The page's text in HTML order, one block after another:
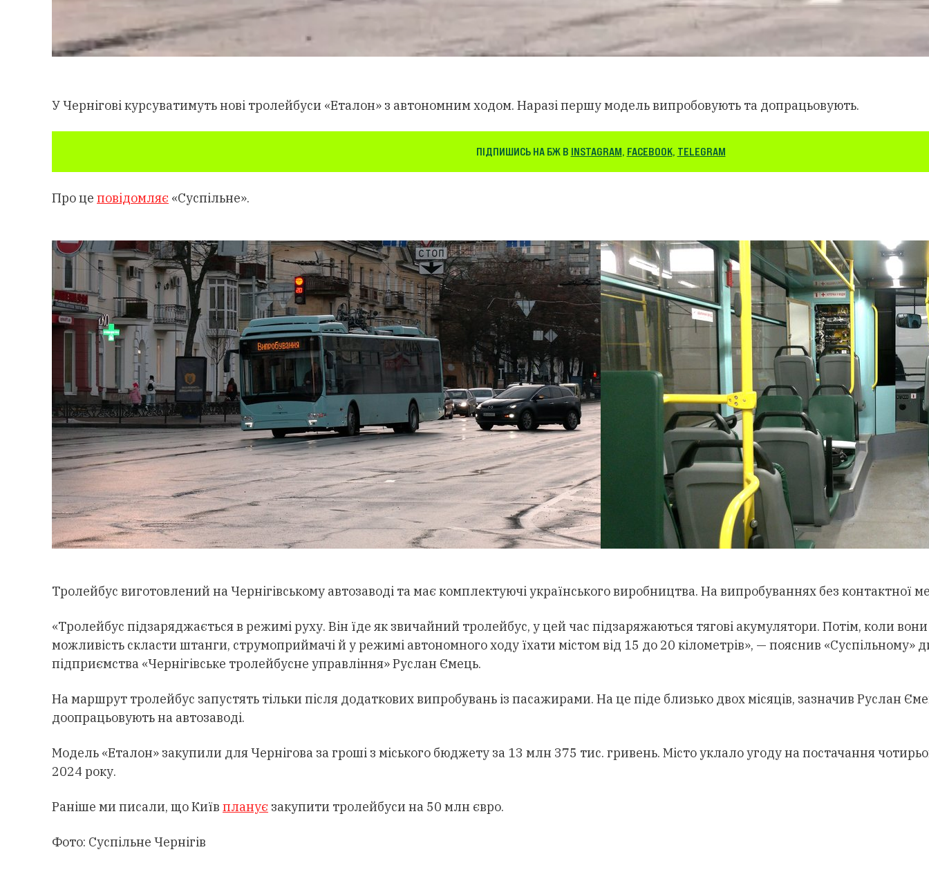
У Чернігові курсуватимуть нові тролейбуси «Еталон» з автономним ходом. Наразі першу модель випробовують та допрацьовують.
ПІДПИШИСЬ НА БЖ В INSTAGRAM, FACEBOOK, TELEGRAM
Про це повідомляє «Суспільне».
Тролейбус виготовлений на Чернігівському автозаводі та має комплектуючі українського виробництва. На випробуваннях без контактної
«Тролейбус підзаряджається в режимі руху. Він їде як звичайний тролейбус, у цей час підзаряжаються тягові акумулятори. Потім, коли
можливість скласти штанги, струмоприймачі й у режимі автономного ходу їхати містом від 15 до 20 кілометрів», — пояснив «Суспільному»
підприємства «Чернігівське тролейбусне управління» Руслан Ємець.
На маршрут тролейбус запустять тільки після додаткових випробувань із пасажирами. На це піде близько двох місяців, зазначив Руслан
доопрацьовують на автозаводі.
Модель «Еталон» закупили для Чернігова за гроші з міського бюджету за 13 млн 375 тис. гривень. Місто уклало угоду на постачання
2024 року.
Раніше ми писали, що Київ планує закупити тролейбуси на 50 млн євро.
Фото: Суспільне Чернігів